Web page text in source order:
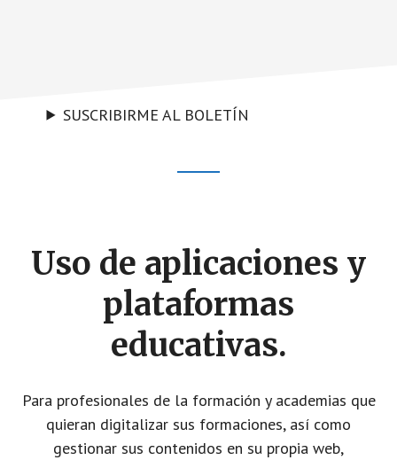
SUSCRIBIRME AL BOLETÍN
Uso de aplicaciones y
plataformas
educativas.
Para profesionales de la formación y academias que
quieran digitalizar sus formaciones, así como
gestionar sus contenidos en su propia web,